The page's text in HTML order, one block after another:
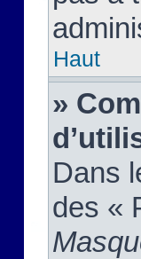
Haut
»
Dans
des «